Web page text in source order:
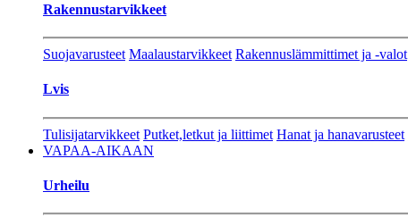
Rakennustarvikkeet
Suojavarusteet Maalaustarvikkeet Rakennuslämmittimet ja -valot
Lvis
Tulisijatarvikkeet Putket,letkut ja liittimet Hanat ja hanavarusteet
VAPAA-AIKAAN
Urheilu